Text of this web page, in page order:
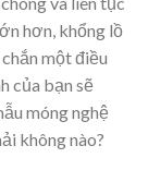
hơn, khổng lồ
một điều
của bạn sẽ
móng nghệ
không nào?